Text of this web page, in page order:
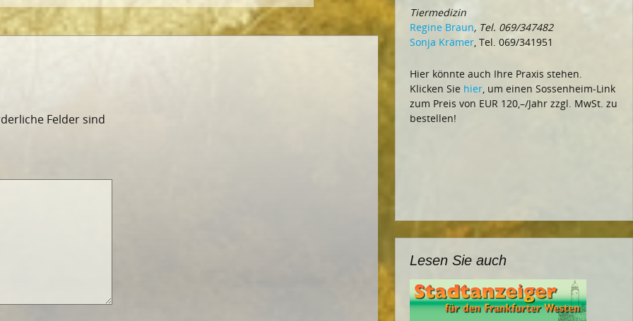
Felder sind
Tiermedizin
Regine Braun, Tel. 069/347482
Sonja Krämer, Tel. 069/341951
Hier könnte auch Ihre Praxis stehen.
Klicken Sie hier, um einen Sossenheim-Link
zum Preis von EUR 120,–/Jahr zzgl. MwSt. zu
bestellen!
Lesen Sie auch